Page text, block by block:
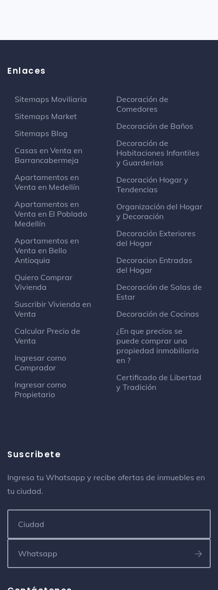
Enlaces
Sitemaps Moviliaria
Sitemaps Market
Sitemaps Blog
Casas en Venta en
Barrancabermeja
Apartamentos en
Venta en Medellín
Apartamentos en
Venta en El Poblado
Medellín
Apartamentos en
Venta en Bello
Antioquia
Quiero Comprar
Vivienda
Suscribir Vivienda en
Venta
Calcular Precio de
Venta
Ingresar como
Comprador
Ingresar como
Propietario
Decoración de
Comedores
Decoración de Baños
Decoración de
Habitaciones Infantiles
y Guarderias
Decoración Hogar y
Tendencias
Organización del Hogar
y Decoración
Decoración Exteriores
del Hogar
Decoracion Entradas
del Hogar
Decoración de Salas de
Estar
Decoración de Cocinas
¿En que precios se
puede comprar una
propiedad inmobiliaria
en ?
Certificado de Libertad
y Tradición
Suscribete
Ingresa tu Whatsapp y recibe ofertas de inmuebles en
tu ciudad.